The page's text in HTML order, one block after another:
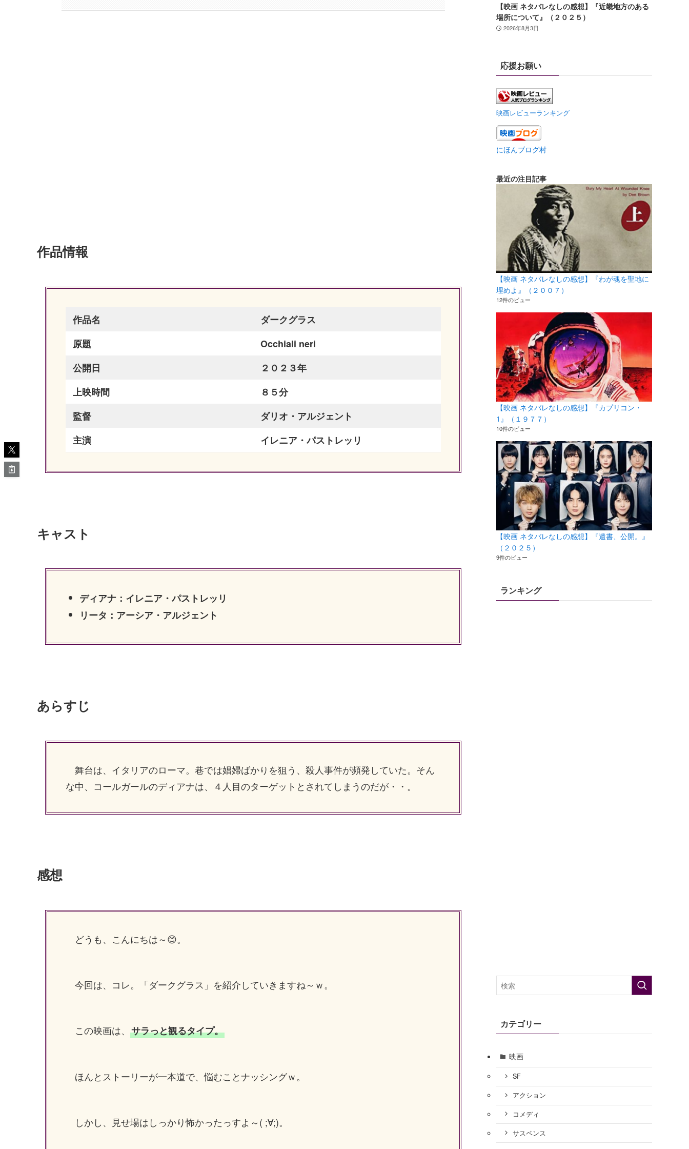
作品情報
作品名
ダークグラス
原題
Occhiali neri
公開日
２０２３年
上映時間
８５分
監督
ダリオ・アルジェント
主演
イレニア・パストレッリ
キャスト
ディアナ：イレニア・パストレッリ
リータ：アーシア・アルジェント
あらすじ
舞台は、イタリアのローマ。巷では娼婦ばかりを狙う、殺人事件が頻発していた。そん
な中、コールガールのディアナは、４人目のターゲットとされてしまうのだが・・。
感想
どうも、こんにちは～😊。
今回は、コレ。「ダークグラス」を紹介していきますね～ｗ。
この映画は、 サラっと観るタイプ。
ほんとストーリーが一本道で、悩むことナッシングｗ。
しかし、見せ場はしっかり怖かったっすよ～( ;∀;)。
【映画 ネタバレなしの感想】『近畿地方のある
場所について』（２０２５）
2026年8月3日
応援お願い
映画レビューランキング
にほんブログ村
最近の注目記事
【映画 ネタバレなしの感想】『わが魂を聖地に
埋めよ』（２００７）
12件のビュー
【映画 ネタバレなしの感想】『カプリコン・
1』（１９７７）
10件のビュー
【映画 ネタバレなしの感想】『遺書、公開。』
（２０２５）
9件のビュー
ランキング
カテゴリー
映画
SF
アクション
コメディ
サスペンス